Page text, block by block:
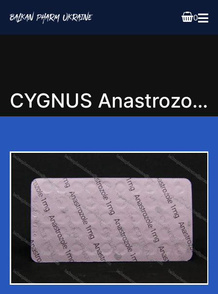
0
CYGNUS Anastrozole 50tab